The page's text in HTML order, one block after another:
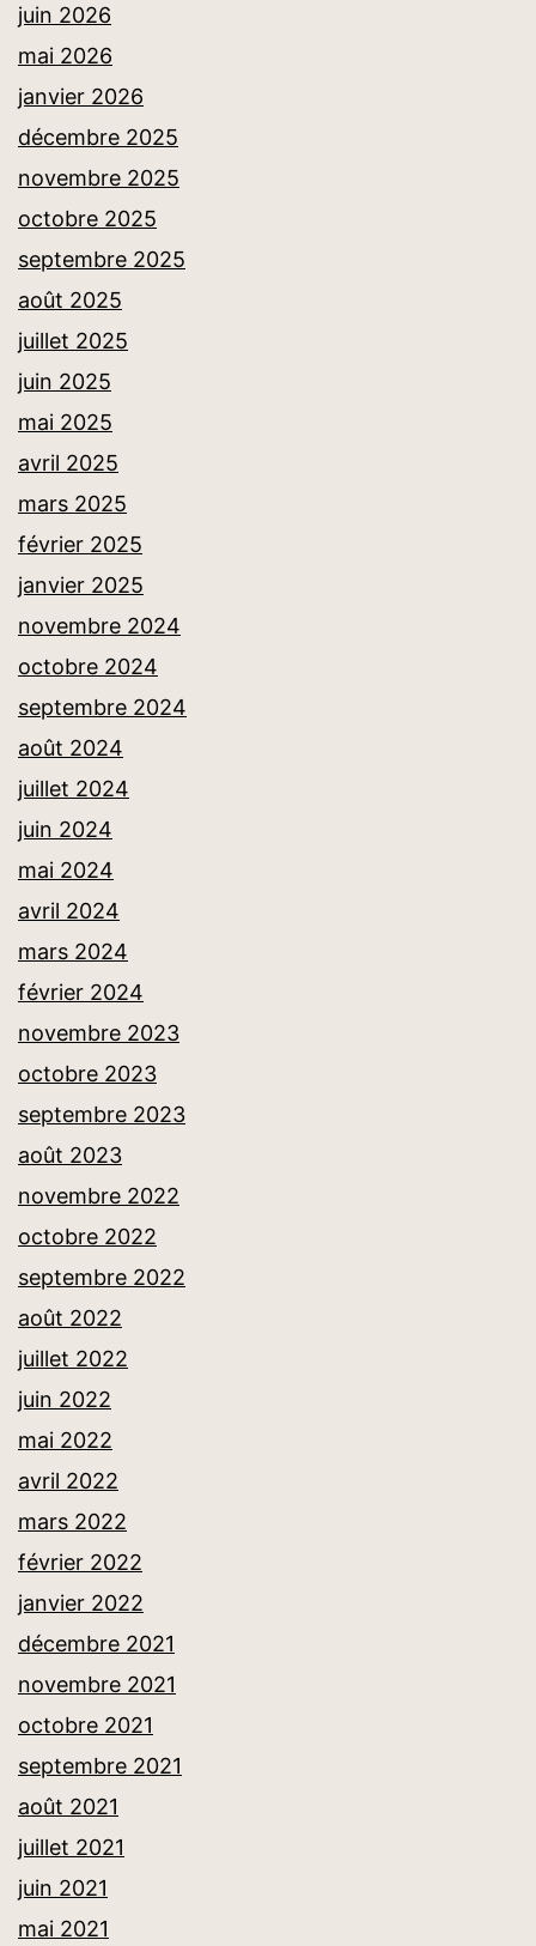
juin 2026
mai 2026
janvier 2026
décembre 2025
novembre 2025
octobre 2025
septembre 2025
août 2025
juillet 2025
juin 2025
mai 2025
avril 2025
mars 2025
février 2025
janvier 2025
novembre 2024
octobre 2024
septembre 2024
août 2024
juillet 2024
juin 2024
mai 2024
avril 2024
mars 2024
février 2024
novembre 2023
octobre 2023
septembre 2023
août 2023
novembre 2022
octobre 2022
septembre 2022
août 2022
juillet 2022
juin 2022
mai 2022
avril 2022
mars 2022
février 2022
janvier 2022
décembre 2021
novembre 2021
octobre 2021
septembre 2021
août 2021
juillet 2021
juin 2021
mai 2021